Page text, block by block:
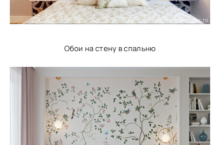
Обои на стену в спальню